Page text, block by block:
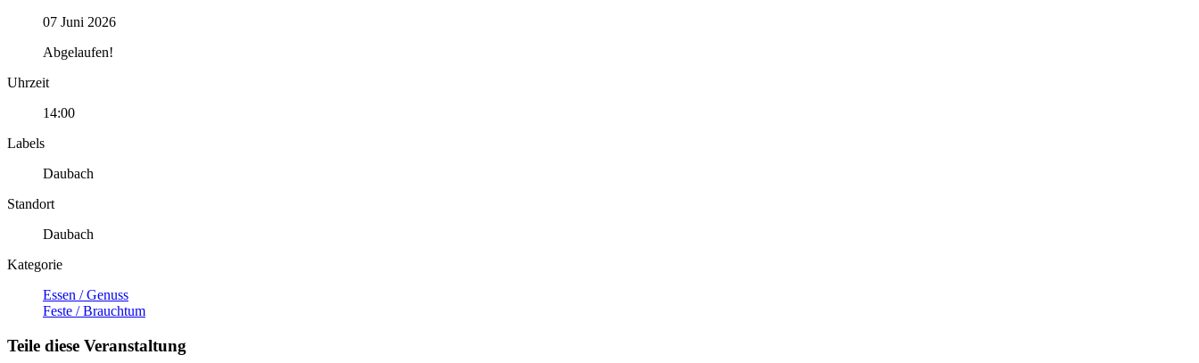
07 Juni 2026
Abgelaufen!
Uhrzeit
14:00
Labels
Daubach
Standort
Daubach
Kategorie
Essen / Genuss
Feste / Brauchtum
Teile diese Veranstaltung